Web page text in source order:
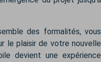
des formalités, vous
le plaisir de votre nouvelle
devient une expérience